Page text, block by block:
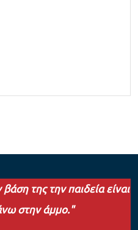
της την παιδεία είναι
στην άμμο."